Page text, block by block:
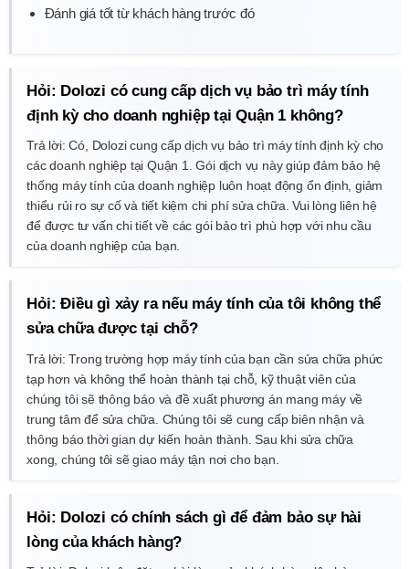
Đánh giá tốt từ khách hàng trước đó
Hỏi: Dolozi có cung cấp dịch vụ bảo trì máy tính
định kỳ cho doanh nghiệp tại Quận 1 không?
Trả lời: Có, Dolozi cung cấp dịch vụ bảo trì máy tính định kỳ cho
các doanh nghiệp tại Quận 1. Gói dịch vụ này giúp đảm bảo hệ
thống máy tính của doanh nghiệp luôn hoạt động ổn định, giảm
thiểu rủi ro sự cố và tiết kiệm chi phí sửa chữa. Vui lòng liên hệ
để được tư vấn chi tiết về các gói bảo trì phù hợp với nhu cầu
của doanh nghiệp của bạn.
Hỏi: Điều gì xảy ra nếu máy tính của tôi không thể
sửa chữa được tại chỗ?
Trả lời: Trong trường hợp máy tính của bạn cần sửa chữa phức
tạp hơn và không thể hoàn thành tại chỗ, kỹ thuật viên của
chúng tôi sẽ thông báo và đề xuất phương án mang máy về
trung tâm để sửa chữa. Chúng tôi sẽ cung cấp biên nhận và
thông báo thời gian dự kiến hoàn thành. Sau khi sửa chữa
xong, chúng tôi sẽ giao máy tận nơi cho bạn.
Hỏi: Dolozi có chính sách gì để đảm bảo sự hài
lòng của khách hàng?